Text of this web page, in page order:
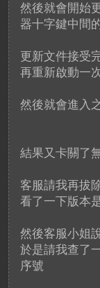
然後就會開始
器十字鍵中間
更新文件接受
再重新啟動一
然後就會進入
結果又卡關了
客服請我再拔
看了一下版本
然後客服小姐
於是請我查了
序號